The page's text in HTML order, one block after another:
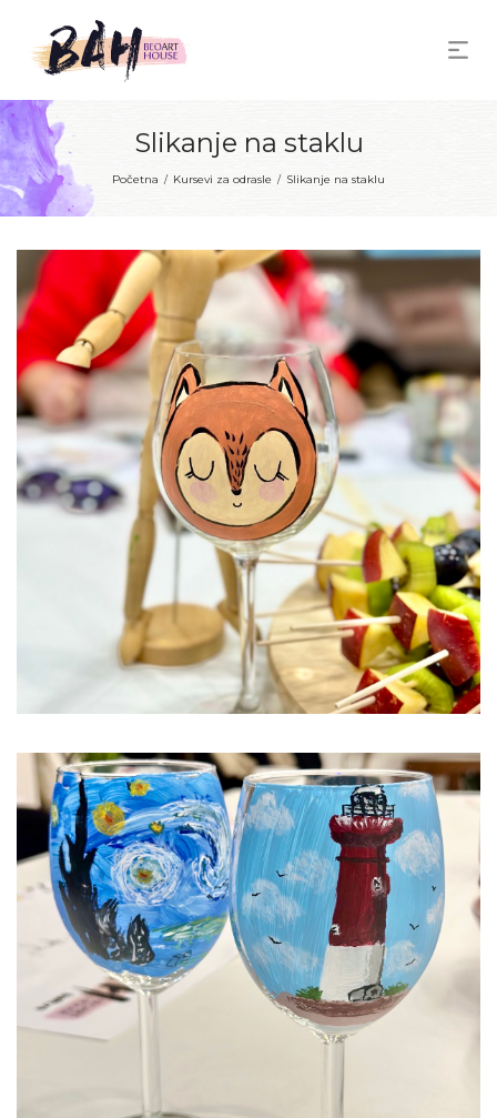
Slikanje na staklu
Početna / Kursevi za odrasle / Slikanje na staklu